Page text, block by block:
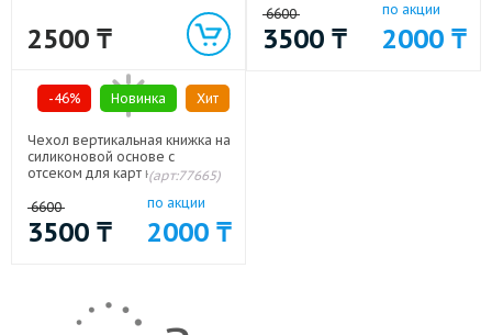
2500 ₸
3 Черный
6600
3500 ₸
по акции
2000 ₸
-46% Новинка Хит
Чехол вертикальная книжка на
силиконовой основе с
отсеком для карт на магнитной
3 Белый
(арт:77665)
6600
3500 ₸
по акции
2000 ₸